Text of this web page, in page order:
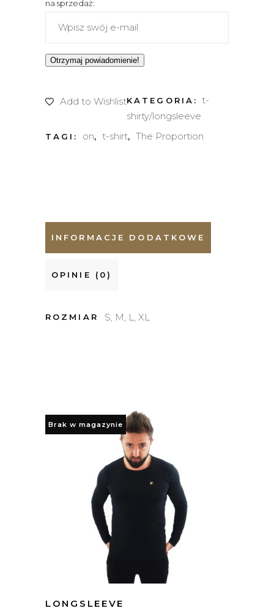
na sprzedaż:
Otrzymaj powiadomienie!
Add to WishlistKATEGORIA:t-
shirty/longsleeve
TAGI: on, t-shirt,The Proportion
INFORMACJE DODATKOWE
OPINIE (0)
ROZMIAR S, M, L, XL
Brak w magazynie
LONGSLEEVE